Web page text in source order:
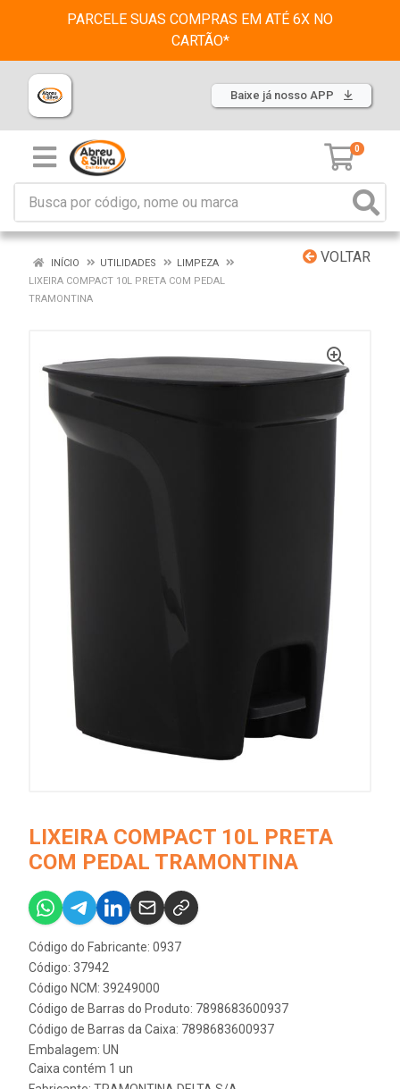
PARCELE SUAS COMPRAS EM ATÉ 6X NO
CARTÃO*
Baixe já nosso APP
0
VOLTAR
INÍCIO UTILIDADES
LIMPEZA
LIXEIRA COMPACT 10L PRETA COM PEDAL
TRAMONTINA
LIXEIRA COMPACT 10L PRETA
COM PEDAL TRAMONTINA
Código do Fabricante: 0937
Código: 37942
Código NCM: 39249000
Código de Barras do Produto: 7898683600937
Código de Barras da Caixa: 7898683600937
Embalagem: UN
Caixa contém 1 un